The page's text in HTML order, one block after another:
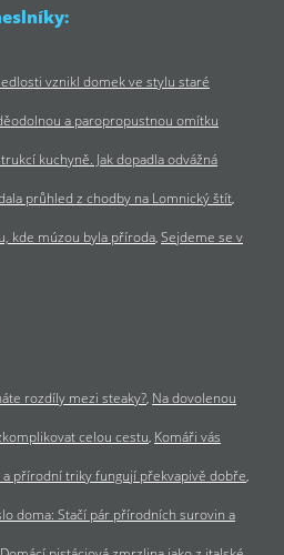
vznikl domek ve stylu staré
a paropropustnou omítku
kuchyně. Jak dopadla odvážná
průhled z chodby na Lomnický štít
kde múzou byla příroda Sejdeme se v
rozdíly mezi steaky? Na dovolenou
celou cestu Komáři vás
přírodní triky fungují překvapivě dobře
doma: Stačí pár přírodních surovin a